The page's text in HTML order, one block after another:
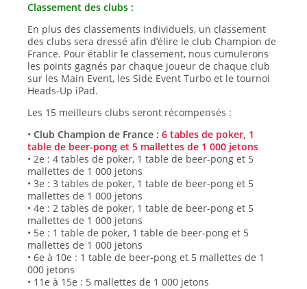
Classement des clubs :
En plus des classements individuels, un classement
des clubs sera dressé afin d’élire le club Champion de
France. Pour établir le classement, nous cumulerons
les points gagnés par chaque joueur de chaque club
sur les Main Event, les Side Event Turbo et le tournoi
Heads-Up iPad.
Les 15 meilleurs clubs seront récompensés :
•Club Champion de France :6 tables de poker, 1
table de beer-pong et 5 mallettes de 1 000 jetons
• 2e : 4 tables de poker, 1 table de beer-pong et 5
mallettes de 1 000 jetons
• 3e : 3 tables de poker, 1 table de beer-pong et 5
mallettes de 1 000 jetons
• 4e : 2 tables de poker, 1 table de beer-pong et 5
mallettes de 1 000 jetons
• 5e : 1 table de poker, 1 table de beer-pong et 5
mallettes de 1 000 jetons
• 6e à 10e : 1 table de beer-pong et 5 mallettes de 1
000 jetons
• 11e à 15e : 5 mallettes de 1 000 jetons